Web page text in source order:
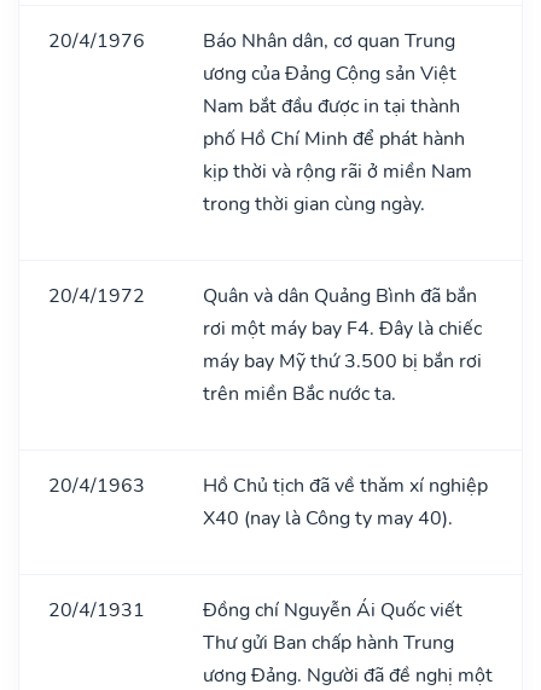
20/4/1976
Báo Nhân dân, cơ quan Trung
ương của Đảng Cộng sản Việt
Nam bắt đầu được in tại thành
phố Hồ Chí Minh để phát hành
kịp thời và rộng rãi ở miền Nam
trong thời gian cùng ngày.
20/4/1972
Quân và dân Quảng Bình đã bắn
rơi một máy bay F4. Đây là chiếc
máy bay Mỹ thứ 3.500 bị bắn rơi
trên miền Bắc nước ta.
20/4/1963
Hồ Chủ tịch đã về thǎm xí nghiệp
X40 (nay là Công ty may 40).
20/4/1931
Đồng chí Nguyễn Ái Quốc viết
Thư gửi Ban chấp hành Trung
ương Đảng. Người đã đề nghị một